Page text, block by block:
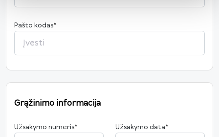
Pašto kodas*
Grąžinimo informacija
Užsakymo numeris* Užsakymo data*